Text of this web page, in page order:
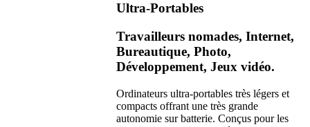
Ultra-Portables
Travailleurs nomades, Internet,
Bureautique, Photo,
Développement, Jeux vidéo.
Ordinateurs ultra-portables très légers et
compacts offrant une très grande
autonomie sur batterie. Conçus pour les